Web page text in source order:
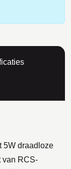
5W draadloze
van RCS-